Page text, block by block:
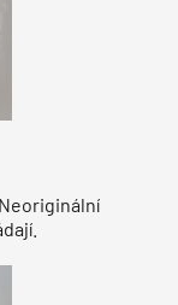
. Neoriginální